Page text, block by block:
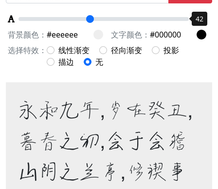
背景颜色：
文字颜色：
选择特效：
线性渐变 径向渐变
投影
描边
无
永和九年，岁在癸丑，
暮春之初，会于会稽
山阴之兰亭，修禊事
42